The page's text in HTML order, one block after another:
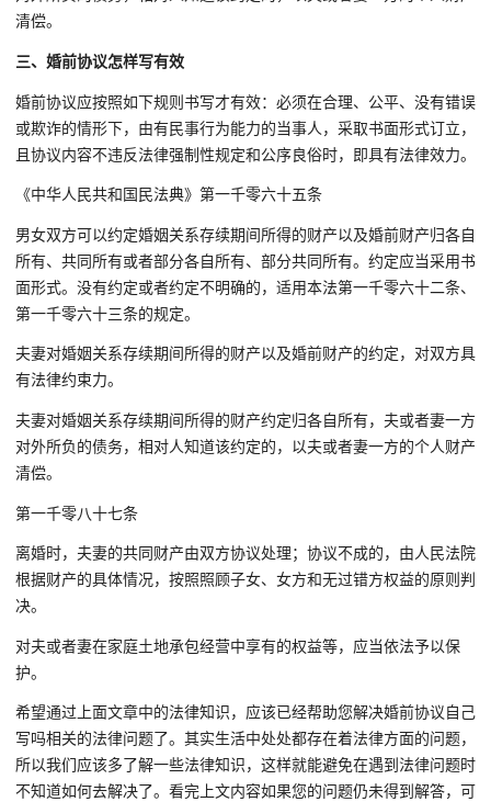
清偿。
三、婚前协议怎样写有效
婚前协议应按照如下规则书写才有效：必须在合理、公平、没有错误
或欺诈的情形下，由有民事行为能力的当事人，采取书面形式订立，
且协议内容不违反法律强制性规定和公序良俗时，即具有法律效力。
《中华人民共和国民法典》第一千零六十五条
男女双方可以约定婚姻关系存续期间所得的财产以及婚前财产归各自
所有、共同所有或者部分各自所有、部分共同所有。约定应当采用书
面形式。没有约定或者约定不明确的，适用本法第一千零六十二条、
第一千零六十三条的规定。
夫妻对婚姻关系存续期间所得的财产以及婚前财产的约定，对双方具
有法律约束力。
夫妻对婚姻关系存续期间所得的财产约定归各自所有，夫或者妻一方
对外所负的债务，相对人知道该约定的，以夫或者妻一方的个人财产
清偿。
第一千零八十七条
离婚时，夫妻的共同财产由双方协议处理；协议不成的，由人民法院
根据财产的具体情况，按照照顾子女、女方和无过错方权益的原则判
决。
对夫或者妻在家庭土地承包经营中享有的权益等，应当依法予以保
护。
希望通过上面文章中的法律知识，应该已经帮助您解决婚前协议自己
写吗相关的法律问题了。其实生活中处处都存在着法律方面的问题，
所以我们应该多了解一些法律知识，这样就能避免在遇到法律问题时
不知道如何去解决了。看完上文内容如果您的问题仍未得到解答，可